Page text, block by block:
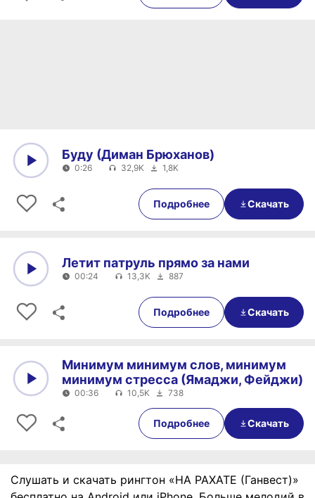
0:26
Буду (Диман Брюханов)
0:26 32,9K 1,8K
Подробнее Скачать
00:24
Летит патруль прямо за нами
00:24 13,3K 887
Подробнее Скачать
00:36
Минимум минимум слов, минимум
минимум стресса (Ямаджи, Фейджи)
00:36 10,5K 738
Подробнее Скачать
Слушать и скачать рингтон «НА РАХАТЕ (Ганвест)»